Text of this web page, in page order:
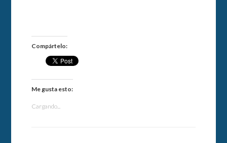
Compártelo:
Me gusta esto:
Cargando...